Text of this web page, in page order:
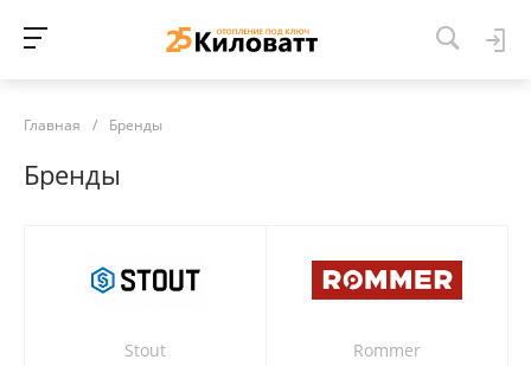
Главная / Бренды
Бренды
Stout Rommer